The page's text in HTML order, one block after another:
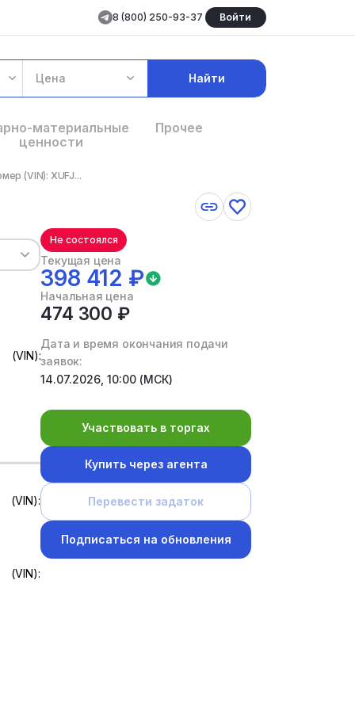
8 (800) 250-93-37 Войти
Цена Найти
материальные
ценности
Прочее
(VIN): XUFJ...
(VIN):
(VIN):
(VIN):
Не состоялся
Текущая цена
398 412 ₽
Начальная цена
474 300 ₽
Дата и время окончания подачи
заявок:
14.07.2026, 10:00 (МСК)
Участвовать в торгах
Купить через агента
Перевести задаток
Подписаться на обновления